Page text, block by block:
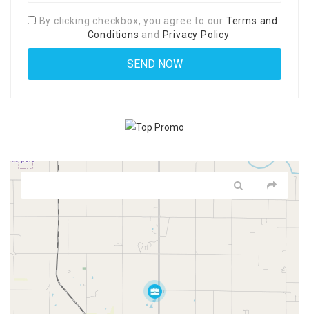
By clicking checkbox, you agree to our Terms and
Conditions and Privacy Policy